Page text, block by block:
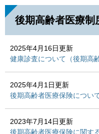
後期高齢者医療制
2025年4月16日更新
健康診査について（後期高
2025年4月1日更新
後期高齢者医療保険につい
2023年7月14日更新
後期高齢者医療保険に関す